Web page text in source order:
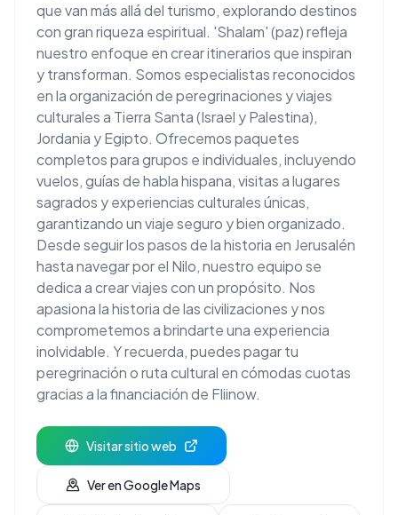
que van más allá del turismo, explorando destinos
con gran riqueza espiritual. 'Shalam' (paz) refleja
nuestro enfoque en crear itinerarios que inspiran
y transforman. Somos especialistas reconocidos
en la organización de peregrinaciones y viajes
culturales a Tierra Santa (Israel y Palestina),
Jordania y Egipto. Ofrecemos paquetes
completos para grupos e individuales, incluyendo
vuelos, guías de habla hispana, visitas a lugares
sagrados y experiencias culturales únicas,
garantizando un viaje seguro y bien organizado.
Desde seguir los pasos de la historia en Jerusalén
hasta navegar por el Nilo, nuestro equipo se
dedica a crear viajes con un propósito. Nos
apasiona la historia de las civilizaciones y nos
comprometemos a brindarte una experiencia
inolvidable. Y recuerda, puedes pagar tu
peregrinación o ruta cultural en cómodas cuotas
gracias a la financiación de Fliinow.
Visitar sitio web
Ver en Google Maps